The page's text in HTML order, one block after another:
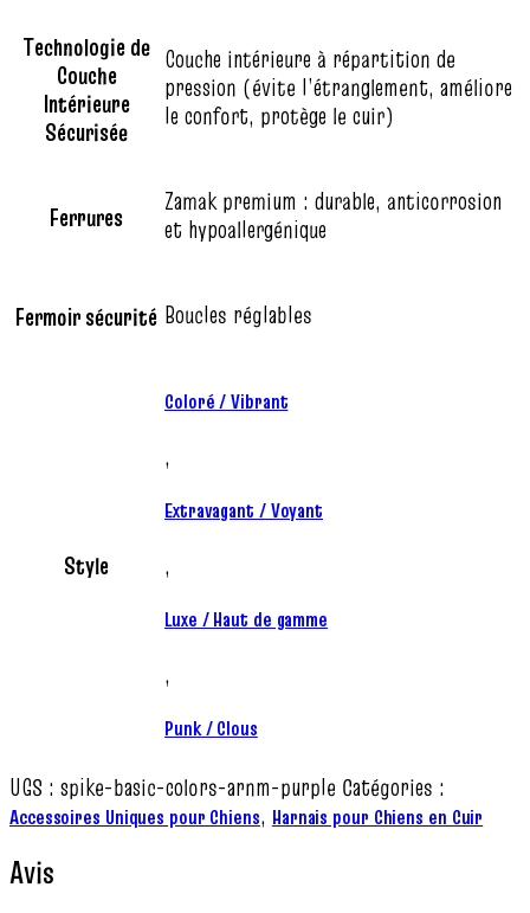
Technologie de
Couche
Intérieure
Sécurisée
Couche intérieure à répartition de
pression (évite l’étranglement, améliore
le confort, protège le cuir)
Ferrures
Zamak premium : durable, anticorrosion
et hypoallergénique
Fermoir sécurité Boucles réglables
Style
Coloré / Vibrant
,
Extravagant / Voyant
,
Luxe / Haut de gamme
,
Punk / Clous
UGS : spike-basic-colors-arnm-purple Catégories :
Accessoires Uniques pour Chiens, Harnais pour Chiens en Cuir
Avis